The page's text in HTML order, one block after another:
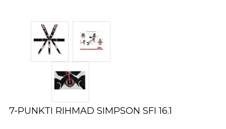
7-PUNKTI RIHMAD SIMPSON SFI 16.1